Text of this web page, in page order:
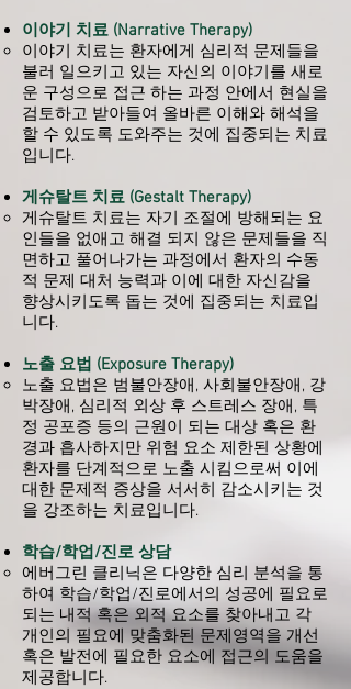
이야기 치료 (Narrative Therapy)
이야기 치료는 환자에게 심리적 문제들을
불러 일으키고 있는 자신의 이야기를 새로
운 구성으로 접근 하는 과정 안에서 현실을
검토하고 받아들여 올바른 이해와 해석을
할 수 있도록 도와주는 것에 집중되는 치료
입니다.
게슈탈트 치료 (Gestalt Therapy)
게슈탈트 치료는 자기 조절에 방해되는 요
인들을 없애고 해결 되지 않은 문제들을 직
면하고 풀어나가는 과정에서 환자의 수동
적 문제 대처 능력과 이에 대한 자신감을
향상시키도록 돕는 것에 집중되는 치료입
니다.
노출 요법 (Exposure Therapy)
노출 요법은 범불안장애, 사회불안장애, 강
박장애, 심리적 외상 후 스트레스 장애, 특
정 공포증 등의 근원이 되는 대상 혹은 환
경과 흡사하지만 위험 요소 제한된 상황에
환자를 단계적으로 노출 시킴으로써 이에
대한 문제적 증상을 서서히 감소시키는 것
을 강조하는 치료입니다.
학습/학업/진로 상담
에버그린 클리닉은 다양한 심리 분석을 통
하여 학습/학업/진로에서의 성공에 필요로
되는 내적 혹은 외적 요소를 찾아내고 각
개인의 필요에 맞춤화된 문제영역을 개선
혹은 발전에 필요한 요소에 접근의 도움을
제공합니다.